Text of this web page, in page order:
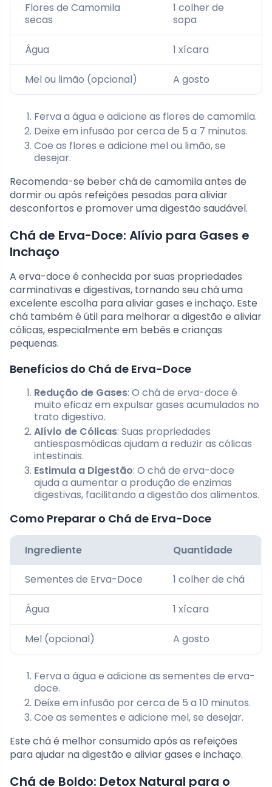
Flores de Camomila
secas
1 colher de
sopa
Água 1 xícara
Mel ou limão (opcional) A gosto
Ferva a água e adicione as flores de camomila.
Deixe em infusão por cerca de 5 a 7 minutos.
Coe as flores e adicione mel ou limão, se
desejar.
Recomenda-se beber chá de camomila antes de
dormir ou após refeições pesadas para aliviar
desconfortos e promover uma digestão saudável.
Chá de Erva-Doce: Alívio para Gases e
Inchaço
A erva-doce é conhecida por suas propriedades
carminativas e digestivas, tornando seu chá uma
excelente escolha para aliviar gases e inchaço. Este
chá também é útil para melhorar a digestão e aliviar
cólicas, especialmente em bebês e crianças
pequenas.
Benefícios do Chá de Erva-Doce
Redução de Gases: O chá de erva-doce é
muito eficaz em expulsar gases acumulados no
trato digestivo.
Alívio de Cólicas: Suas propriedades
antiespasmódicas ajudam a reduzir as cólicas
intestinais.
Estimula a Digestão: O chá de erva-doce
ajuda a aumentar a produção de enzimas
digestivas, facilitando a digestão dos alimentos.
Como Preparar o Chá de Erva-Doce
Ingrediente Quantidade
Sementes de Erva-Doce 1 colher de chá
Água 1 xícara
Mel (opcional) A gosto
Ferva a água e adicione as sementes de erva-
doce.
Deixe em infusão por cerca de 5 a 10 minutos.
Coe as sementes e adicione mel, se desejar.
Este chá é melhor consumido após as refeições
para ajudar na digestão e aliviar gases e inchaço.
Chá de Boldo: Detox Natural para o